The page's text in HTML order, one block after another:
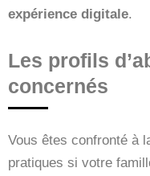
expérience digitale.
Les profils
concernés
Vous êtes confronté à
pratiques si votre